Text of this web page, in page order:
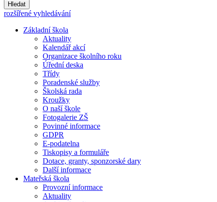
Hledat
rozšířené vyhledávání
Základní škola
Aktuality
Kalendář akcí
Organizace školního roku
Úřední deska
Třídy
Poradenské služby
Školská rada
Kroužky
O naší škole
Fotogalerie ZŠ
Povinné informace
GDPR
E-podatelna
Tiskopisy a formuláře
Dotace, granty, sponzorské dary
Další informace
Mateřská škola
Provozní informace
Aktuality